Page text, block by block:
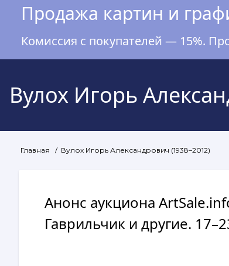
Продажа картин и
Комиссия с покупателей — 15%.
Вулох Игорь
Строка
Главная Вулох Игорь Александрович (1938–2012)
Анонс аукциона
Гаврильчик и другие.